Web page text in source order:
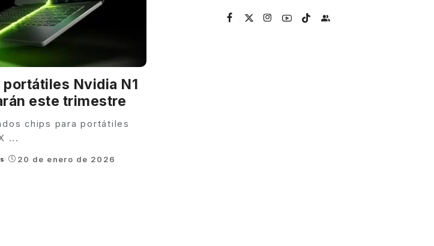
portátiles Nvidia N1
este trimestre
chips para portátiles
...
20 de enero de 2026